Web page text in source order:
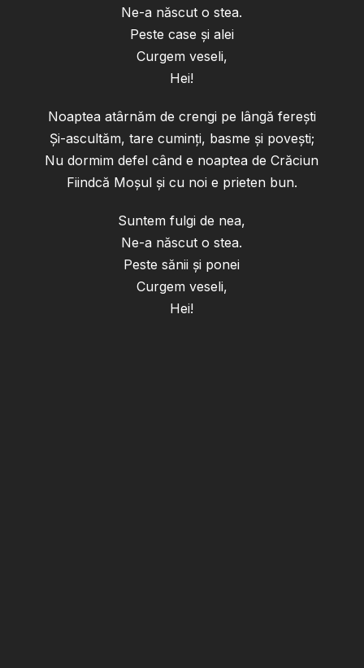
Ne-a născut o stea.
Peste case şi alei
Curgem veseli,
Hei!
Noaptea atârnăm de crengi pe lângă fereşti
Şi-ascultăm, tare cuminţi, basme şi poveşti;
Nu dormim defel când e noaptea de Crăciun
Fiindcă Moşul şi cu noi e prieten bun.
Suntem fulgi de nea,
Ne-a născut o stea.
Peste sănii şi ponei
Curgem veseli,
Hei!